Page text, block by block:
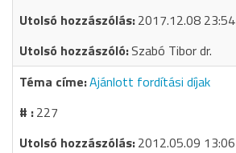
2017.12.08 23:54
Szabó Tibor dr.
Ajánlott fordítási díjak
227
2012.05.09 13:06